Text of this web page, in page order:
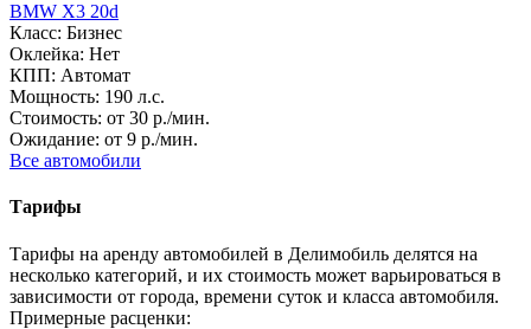
BMW X3 20d
Класс: Бизнес
Оклейка: Нет
КПП: Автомат
Мощность: 190 л.с.
Стоимость: от 30 р./мин.
Ожидание: от 9 р./мин.
Все автомобили
Тарифы
Тарифы на аренду автомобилей в Делимобиль делятся на
несколько категорий, и их стоимость может варьироваться в
зависимости от города, времени суток и класса автомобиля.
Примерные расценки: